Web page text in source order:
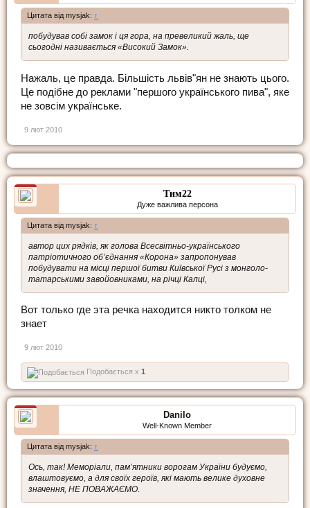
Цитата від mysjak: ↑
побудував собі замок і ця гора, на превеликий жаль, ще
сьогодні називається «Високий Замок».
Нажаль, це правда. Більшість львів"ян не знають цього.
Це подібне до реклами "першого українського пива", яке
не зовсім українське.
9 лют 2010
Тим22
Дуже важлива персона
Цитата від mysjak: ↑
автор цих рядків, як голова Всесвітньо-українського
патріотичного об’єднання «Корона» запропонував
побудувати на місці першої битви Київської Русі з монголо-
татарськими завойовниками, на річці Калці,
Вот только где эта речка находится никто толком не
знает
9 лют 2010
Подобається x 1
Danilo
Well-Known Member
Цитата від mysjak: ↑
Ось, так! Меморіали, пам’ятники ворогам України будуємо,
влаштовуємо, а для своїх героїв, які мають велике духовне
значення, НЕ ПОВАЖАЄМО.